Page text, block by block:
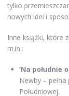
tylko
nowych idei i
Inne książki, które
m.in.:
’Na południe
Newby –
Południowej.